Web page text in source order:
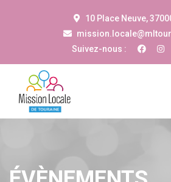
10 Place Neuve,
Suivez-nous :